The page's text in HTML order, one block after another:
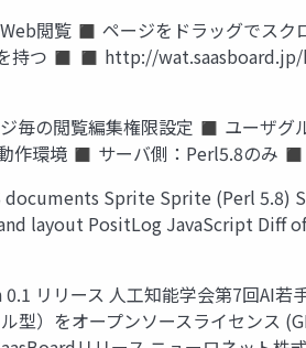
閲覧 ◼ ページをドラッグでス
持つ ◼ ◼ http://wat.saasboard.jp/
の閲覧編集権限設定 ◼ ユーザ
環境 ◼ サーバ側：Perl5.8のみ ◼
documents Sprite Sprite (Perl
layout PositLog JavaScript Diff
リース 人工知能学会第7回AI若
）をオープンソースライセン